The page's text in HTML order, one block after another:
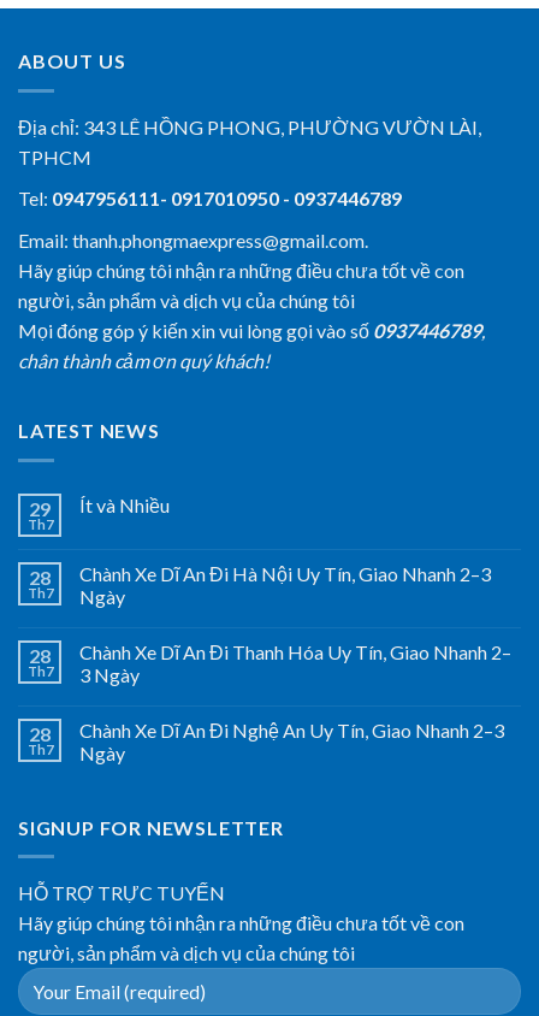
ABOUT US
Địa chỉ: 343 LÊ HỒNG PHONG, PHƯỜNG VƯỜN LÀI,
TPHCM
Tel: 0947956111- 0917010950 - 0937446789
Email: thanh.phongmaexpress@gmail.com.
Hãy giúp chúng tôi nhận ra những điều chưa tốt về con
người, sản phẩm và dịch vụ của chúng tôi
Mọi đóng góp ý kiến xin vui lòng gọi vào số 0937446789,
chân thành cảm ơn quý khách!
LATEST NEWS
29
Th7
Ít và Nhiều
28
Th7
Chành Xe Dĩ An Đi Hà Nội Uy Tín, Giao Nhanh 2–3
Ngày
28
Th7
Chành Xe Dĩ An Đi Thanh Hóa Uy Tín, Giao Nhanh 2–
3 Ngày
28
Th7
Chành Xe Dĩ An Đi Nghệ An Uy Tín, Giao Nhanh 2–3
Ngày
SIGNUP FOR NEWSLETTER
HỖ TRỢ TRỰC TUYẾN
Hãy giúp chúng tôi nhận ra những điều chưa tốt về con
người, sản phẩm và dịch vụ của chúng tôi